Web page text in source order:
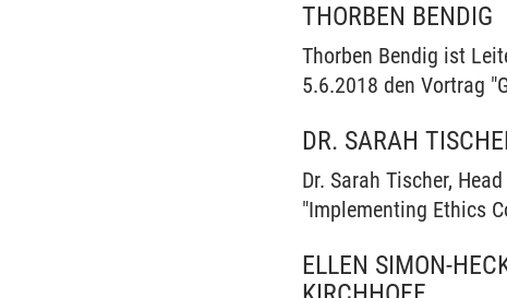
THORBEN BENDIG
Thorben Bendig ist
5.6.2018 den Vortrag
DR. SARAH
Dr. Sarah Tischer,
"Implementing Ethics
ELLEN SIMON-